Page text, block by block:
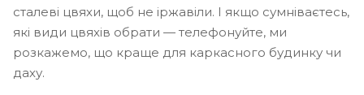
сталеві цвяхи, щоб не іржавіли. І якщо сумніваєтесь,
які види цвяхів обрати — телефонуйте, ми
розкажемо, що краще для каркасного будинку чи
даху.